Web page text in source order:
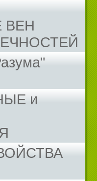
ВЕН
и